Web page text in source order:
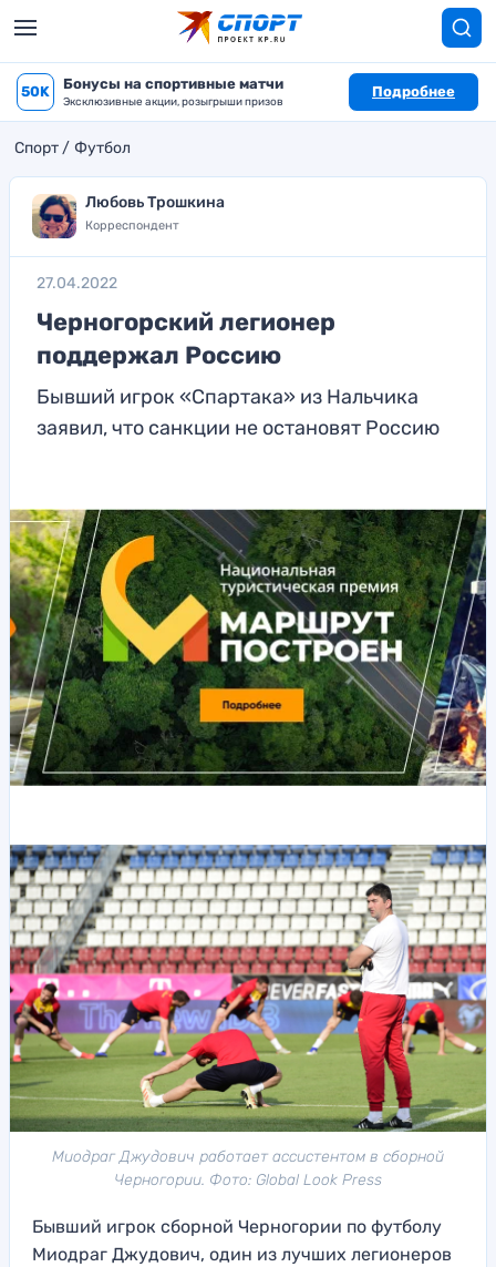
50K Бонусы на спортивные матчи
Эксклюзивные акции, розыгрыши призов
Подробнее
Спорт Футбол
Любовь Трошкина
Корреспондент
27.04.2022
Черногорский легионер
поддержал Россию
Бывший игрок «Спартака» из Нальчика
заявил, что санкции не остановят Россию
Миодраг Джудович работает ассистентом в сборной
Черногории. Фото: Global Look Press
Бывший игрок сборной Черногории по футболу
Миодраг Джудович, один из лучших легионеров